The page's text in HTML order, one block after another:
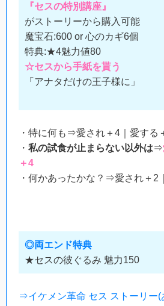
『セスの特別講座』
がストーリーから購入可能
魔宝石:600 or 心のカギ6個
特典:★4魅力値80
☆セスから手紙を貰う
「アナタだけの王子様に」
・特に何も⇒愛され＋4｜愛する
・ 私の試食が止まらない以外は⇒
＋4
・何かあったかな？⇒愛され＋2
◎両エンド特典
★セスの彼ぐるみ 魅力150
⇒イケメン革命 セス ストーリー(